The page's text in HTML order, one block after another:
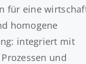
für eine
homogene
integriert mit
und